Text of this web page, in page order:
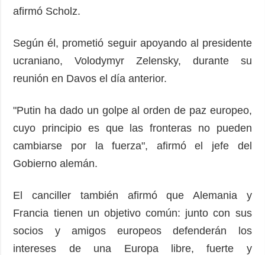
afirmó Scholz.
Según él, prometió seguir apoyando al presidente
ucraniano, Volodymyr Zelensky, durante su
reunión en Davos el día anterior.
"Putin ha dado un golpe al orden de paz europeo,
cuyo principio es que las fronteras no pueden
cambiarse por la fuerza", afirmó el jefe del
Gobierno alemán.
El canciller también afirmó que Alemania y
Francia tienen un objetivo común: junto con sus
socios y amigos europeos defenderán los
intereses de una Europa libre, fuerte y